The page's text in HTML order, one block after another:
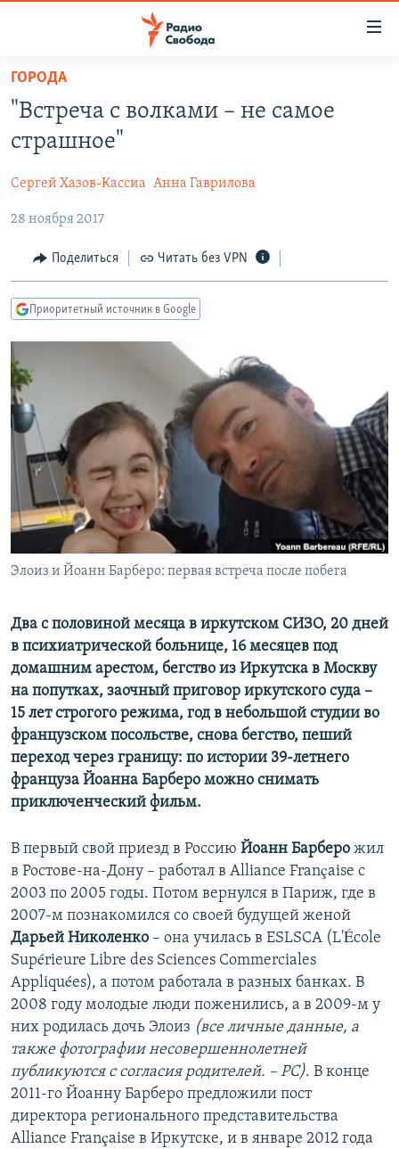
упрощенного
доступа
основному
Вернутся
главной
навигации
Вернутся
поиску
ПРОГРАММЫ
ПОДКАСТЫ
АВТОРСКИЕ ПРОЕКТЫ
ЦИТАТЫ СВОБОДЫ
МНЕНИЯ
КУЛЬТУРА
IDEL.РЕАЛИИ
КАВКАЗ.РЕАЛИИ
СИБИРЬ.РЕАЛИИ
РАСПИСАНИЕ ВЕЩАНИЯ
ПОДПИШИТЕСЬ НА РАССЫЛКУ
СОЦИАЛЬНЫЕ СЕТИ
Все сайты РСЕ/РС
ГОРОДА
"Встреча с волками – не самое
страшное"
Сергей Хазов-Кассиа Анна Гаврилова
28 ноября 2017
Поделиться Читать без VPN
Приоритетный источник в Google
Элоиз и Йоанн Барберо: первая встреча после побега
Два с половиной месяца в иркутском СИЗО, 20 дней
в психиатрической больнице, 16 месяцев под
домашним арестом, бегство из Иркутска в Москву
на попутках, заочный приговор иркутского суда –
15 лет строгого режима, год в небольшой студии во
французском посольстве, снова бегство, пеший
переход через границу: по истории 39-летнего
француза Йоанна Барберо можно снимать
приключенческий фильм.
В первый свой приезд в Россию Йоанн Барберо жил
в Ростове-на-Дону – работал в Alliance Française с
2003 по 2005 годы. Потом вернулся в Париж, где в
2007-м познакомился со своей будущей женой
Дарьей Николенко – она училась в ESLSCA (L'École
Supérieure Libre des Sciences Commerciales
Appliquées), а потом работала в разных банках. В
2008 году молодые люди поженились, а в 2009-м у
них родилась дочь Элоиз (все личные данные, а
также фотографии несовершеннолетней
публикуются с согласия родителей. – РС). В конце
2011-го Йоанну Барберо предложили пост
директора регионального представительства
Alliance Française в Иркутске, и в январе 2012 года